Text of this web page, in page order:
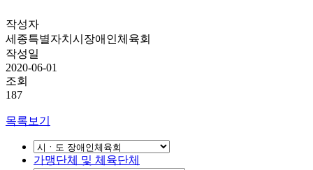
작성자
세종특별자치시장애인체육회
작성일
2020-06-01
조회
187
목록보기
가맹단체 및 체육단체